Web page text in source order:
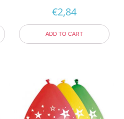
€2,84
ADD TO CART